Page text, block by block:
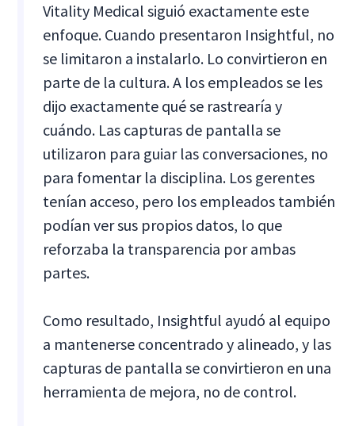
Vitality Medical siguió exactamente este
enfoque. Cuando presentaron Insightful, no
se limitaron a instalarlo. Lo convirtieron en
parte de la cultura. A los empleados se les
dijo exactamente qué se rastrearía y
cuándo. Las capturas de pantalla se
utilizaron para guiar las conversaciones, no
para fomentar la disciplina. Los gerentes
tenían acceso, pero los empleados también
podían ver sus propios datos, lo que
reforzaba la transparencia por ambas
partes.
Como resultado, Insightful ayudó al equipo
a mantenerse concentrado y alineado, y las
capturas de pantalla se convirtieron en una
herramienta de mejora, no de control.